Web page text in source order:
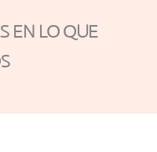
EN LO QUE